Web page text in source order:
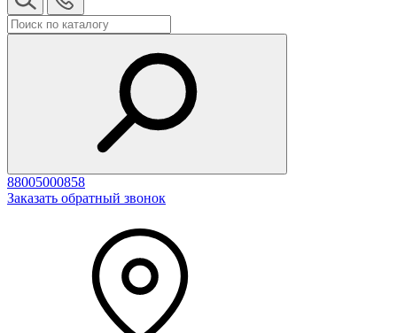
88005000858
Заказать обратный звонок